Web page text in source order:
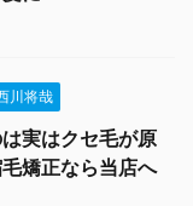
川将哉
実はクセ毛が原
矯正なら当店へ